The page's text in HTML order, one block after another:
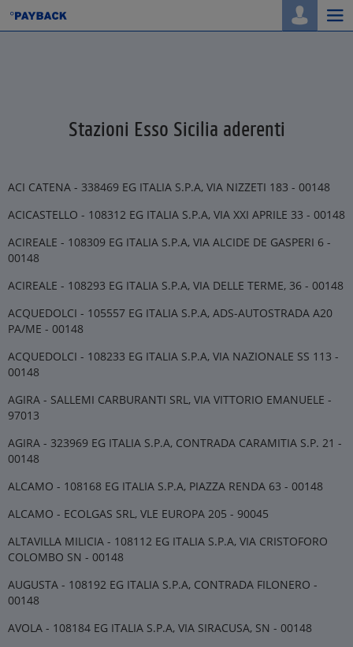
Stazioni Esso Sicilia aderenti
ACI CATENA - 338469 EG ITALIA S.P.A, VIA NIZZETI 183 - 00148
ACICASTELLO - 108312 EG ITALIA S.P.A, VIA XXI APRILE 33 - 00148
ACIREALE - 108309 EG ITALIA S.P.A, VIA ALCIDE DE GASPERI 6 -
00148
ACIREALE - 108293 EG ITALIA S.P.A, VIA DELLE TERME, 36 - 00148
ACQUEDOLCI - 105557 EG ITALIA S.P.A, ADS-AUTOSTRADA A20
PA/ME - 00148
ACQUEDOLCI - 108233 EG ITALIA S.P.A, VIA NAZIONALE SS 113 -
00148
AGIRA - SALLEMI CARBURANTI SRL, VIA VITTORIO EMANUELE -
97013
AGIRA - 323969 EG ITALIA S.P.A, CONTRADA CARAMITIA S.P. 21 -
00148
ALCAMO - 108168 EG ITALIA S.P.A, PIAZZA RENDA 63 - 00148
ALCAMO - ECOLGAS SRL, VLE EUROPA 205 - 90045
ALTAVILLA MILICIA - 108112 EG ITALIA S.P.A, VIA CRISTOFORO
COLOMBO SN - 00148
AUGUSTA - 108192 EG ITALIA S.P.A, CONTRADA FILONERO -
00148
AVOLA - 108184 EG ITALIA S.P.A, VIA SIRACUSA, SN - 00148